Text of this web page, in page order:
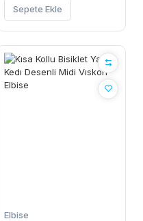
Sepete Ekle
Elbise